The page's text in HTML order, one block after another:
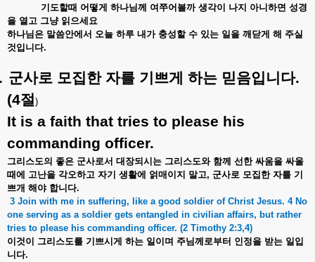
기도할때 어떻게 하나님께 여쭈어볼까 생각이 나지 아니하면 성경
을 열고 그냥 읽으세요
하나님은 말씀안에서 오늘 하루 내가 충성할 수 있는 일을 깨닫게 해 주실
것입니다.
군사로 모집한 자를 기쁘게 하는 믿음입니다.
(4절)
It is a faith that tries to please his
commanding officer.
그리스도의 좋은 군사로서 대장되시는 그리스도와 함께 선한 싸움을 싸울
때에 고난을 각오하고 자기 생활에 얽매이지 말고, 군사로 모집한 자를 기
쁘개 해야 합니다.
3 Join with me in suffering, like a good soldier of Christ Jesus. 4 No
one serving as a soldier gets entangled in civilian affairs, but rather
tries to please his commanding officer. (2 Timothy 2:3,4)
이것이
그리스도를 기쁘시게 하는 일이며 주님께로부터 인정을 받는 일입
니다.